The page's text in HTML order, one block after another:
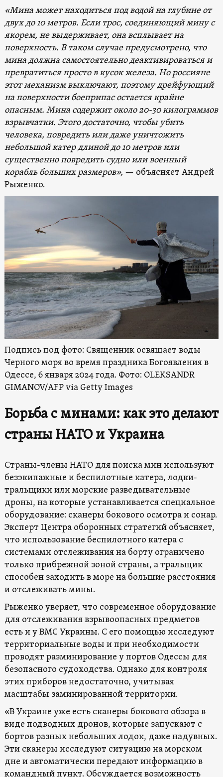
«Мина может находиться под водой на глубине от
двух до 10 метров. Если трос, соединяющий мину с
якорем, не выдерживает, она всплывает на
поверхность. В таком случае предусмотрено, что
мина должна самостоятельно деактивироваться и
превратиться просто в кусок железа. Но россияне
этот механизм выключают, поэтому дрейфующий
на поверхности боеприпас остается крайне
опасным. Мина содержит около 20-30 килограммов
взрывчатки. Этого достаточно, чтобы убить
человека, повредить или даже уничтожить
небольшой катер длиной до 10 метров или
существенно повредить судно или военный
корабль больших размеров», — объясняет Андрей
Рыженко.
Подпись под фото: Священник освящает воды
Черного моря во время праздника Богоявления в
Одессе, 6 января 2024 года. Фото: OLEKSANDR
GIMANOV/AFP via Getty Images
Борьба с минами: как это делают
страны НАТО и Украина
Страны-члены НАТО для поиска мин используют
безэкипажные и беспилотные катера, лодки-
тральщики или морские разведывательные
дроны, на которые устанавливается специальное
оборудование: сканеры бокового осмотра и сонар.
Эксперт Центра оборонных стратегий объясняет,
что использование беспилотного катера с
системами отслеживания на борту ограничено
только прибрежной зоной страны, а тральщик
способен заходить в море на большие расстояния
и отслеживать мины.
Рыженко уверяет, что современное оборудование
для отслеживания взрывоопасных предметов
есть и у ВМС Украины. С его помощью исследуют
территориальные воды и при необходимости
проводят разминирование у портов Одессы для
безопасного судоходства. Однако для контроля
этих приборов недостаточно, учитывая
масштабы заминированной территории.
«В Украине уже есть сканеры бокового обзора в
виде подводных дронов, которые запускают с
бортов разных небольших лодок, даже надувных.
Эти сканеры исследуют ситуацию на морском
дне и автоматически передают информацию в
командный пункт. Обсуждается возможность